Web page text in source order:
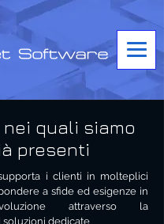
quali siamo
presenti
i clienti in molteplici
a sfide ed esigenze in
attraverso la
soluzioni dedicate